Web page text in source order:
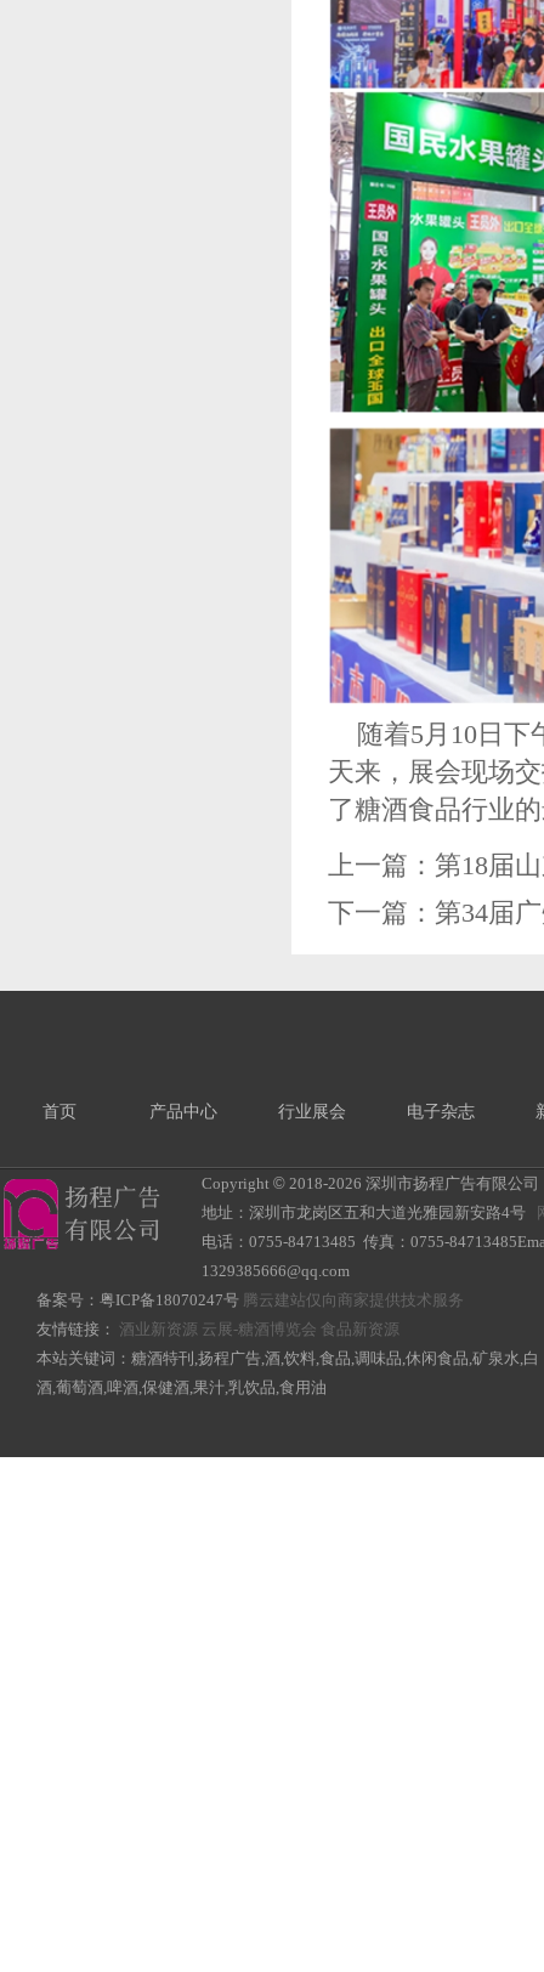
随着5月10日下
天来，展会现场
了糖酒食品行业
上一篇： 第18届
下一篇： 第34届
首页 产品中心 行业展会 电子杂志
Copyright © 2018-2026 深圳市扬程广告有限公
地址：深圳市龙岗区五和大道光雅园新安路4号
电话：0755-84713485 传真：0755-
1329385666@qq.com
备案号： 粤ICP备18070247号 腾云建站仅向商家提供技术服务
友情链接： 酒业新资源 云展-糖酒博览会 食品新资源
本站关键词：糖酒特刊,扬程广告,酒,饮料,食品,调味品,休闲食品,矿泉水,白
酒,葡萄酒,啤酒,保健酒,果汁,乳饮品,食用油